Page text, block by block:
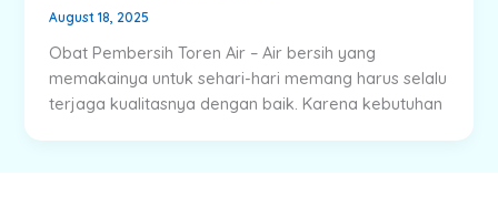
August 18, 2025
Obat Pembersih Toren Air – Air bersih yang
memakainya untuk sehari-hari memang harus selalu
terjaga kualitasnya dengan baik. Karena kebutuhan